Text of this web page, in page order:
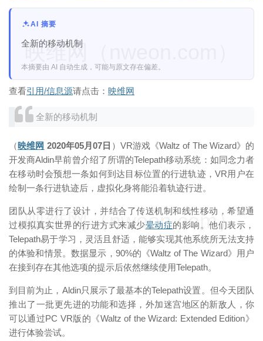
AI 摘要
全新的移动机制
本摘要由 AI 自动生成，可能与原文存在偏差。
查看引用/信息源请点击： 映维网
全新的移动机制
（映维网 2020年05月07日 ）VR游戏《Waltz of The Wizard》的
开发商Aldin早前曾介绍了所谓的Telepath移动系统：如同念力者
在移动时会预想一条如何到达目标位置的行进轨迹，VR用户在
绘制一条行进轨迹后，虚拟化身将能沿着轨迹行进。
团队从零进行了设计，并结合了传送机制和线性移动，希望通
过模拟真实世界的行进方式来减少晕动症的影响。他们表示，
Telepath易于学习，灵活且舒适，能够实现其他系统所无法支持
的体验和情景。数据显示，90%的《Waltz of The Wizard》用户
在接到存在其他选项的提示后依然继续使用Telepath。
到目前为止，Aldin只展示了最基本的Telepath设置。但今天团队
推出了一批更先进的功能和选择，外加迷宫地区的新敌人，你
可以通过PC VR版的《Waltz of the Wizard: Extended Edition》
进行体验尝试。
映维网（nweon.com）
映维网（nweon.com）